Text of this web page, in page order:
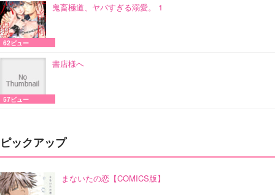
鬼畜極道、ヤバすぎる溺愛。 1
62ビュー
書店様へ
57ビュー
ピックアップ
まないたの恋【COMICS版】